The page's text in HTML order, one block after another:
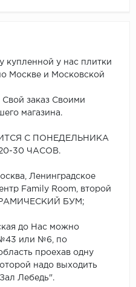
купленной у нас плитки
Москве и Московской
заказ Своими
магазина.
С ПОНЕДЕЛЬНИКА
30 ЧАСОВ.
Ленинградское
Family Room, второй
БУМ;
до Нас можно
№43 или №6, по
проехав одну
надо выходить
Лебедь".